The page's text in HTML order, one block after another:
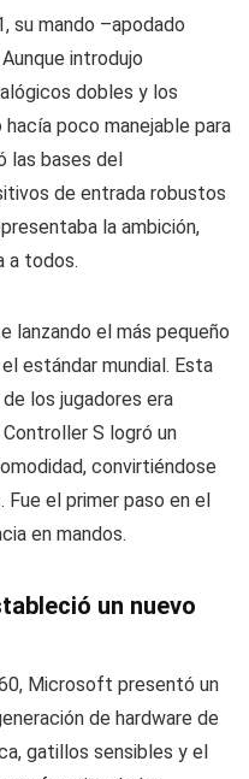
su mando –apodado
introdujo
dobles y los
poco manejable para
las bases del
de entrada robustos
la ambición,
a todos.
lanzando el más pequeño
estándar mundial. Esta
los jugadores era
S logró un
convirtiéndose
el primer paso en el
en mandos.
un nuevo
Microsoft presentó un
de hardware de
gatillos sensibles y el